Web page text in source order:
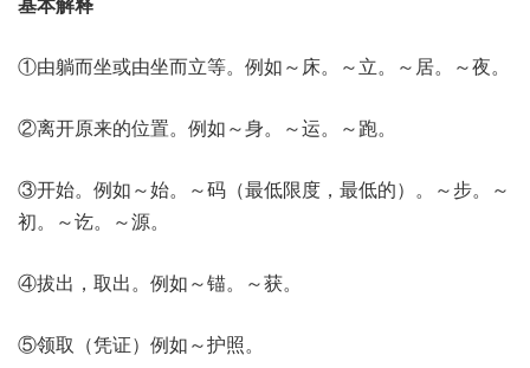
①由躺而坐或由坐而立等。例如～床。～立。～居。～夜。
②离开原来的位置。例如～身。～运。～跑。
③开始。例如～始。～码（最低限度，最低的）。～步。～
初。～讫。～源。
④拔出，取出。例如～锚。～获。
⑤领取（凭证）例如～护照。